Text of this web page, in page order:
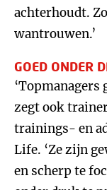
achterhoudt.
wantrouwen.’
GOED ONDER
‘Topmanagers
zegt ook
trainings- en
Life. ‘Ze zijn
en scherp te